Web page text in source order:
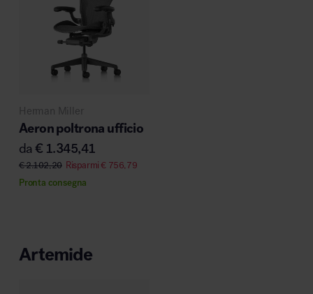
Herman Miller
Aeron poltrona ufficio
da€ 1.345,41
€2.102,20 Risparmi€756,79
Pronta consegna
Artemide